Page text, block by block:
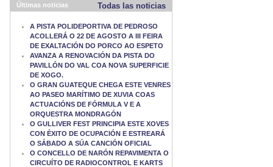
Últimas noticias Todas las noticias
A PISTA POLIDEPORTIVA DE PEDROSO
ACOLLERÁ O 22 DE AGOSTO A III FEIRA
DE EXALTACIÓN DO PORCO AO ESPETO
AVANZA A RENOVACIÓN DA PISTA DO
PAVILLÓN DO VAL COA NOVA SUPERFICIE
DE XOGO.
O GRAN GUATEQUE CHEGA ESTE VENRES
AO PASEO MARÍTIMO DE XUVIA COAS
ACTUACIÓNS DE FÓRMULA V E A
ORQUESTRA MONDRAGÓN
O GULLIVER FEST PRINCIPIA ESTE XOVES
CON ÉXITO DE OCUPACIÓN E ESTREARÁ
O SÁBADO A SÚA CANCIÓN OFICIAL
O CONCELLO DE NARÓN REPAVIMENTA O
CIRCUÍTO DE RADIOCONTROL E KARTS